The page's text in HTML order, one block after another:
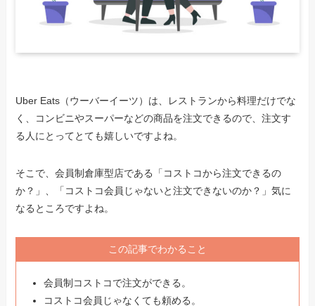
Uber Eats（ウーバーイーツ）は、レストランから料理だけでな
く、コンビニやスーパーなどの商品を注文できるので、注文す
る人にとってとても嬉しいですよね。
そこで、会員制倉庫型店である「コストコから注文できるの
か？」、「コストコ会員じゃないと注文できないのか？」気に
なるところですよね。
この記事でわかること
会員制コストコで注文ができる。
コストコ会員じゃなくても頼める。